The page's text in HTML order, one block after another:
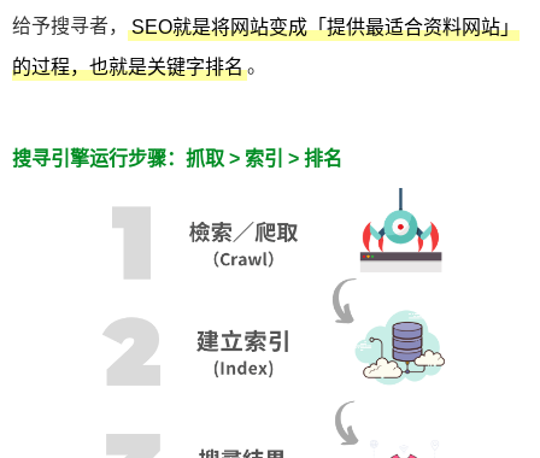
给予搜寻者，
SEO就是将网站变成「提供最适合资料网站」
的过程，也就是关键字排名。
搜寻引擎运行步骤：抓取 > 索引 > 排名